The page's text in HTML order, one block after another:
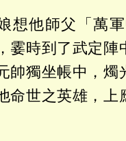
想他師父「萬
霎時到了武定
帥獨坐帳中，
命世之英雄，上